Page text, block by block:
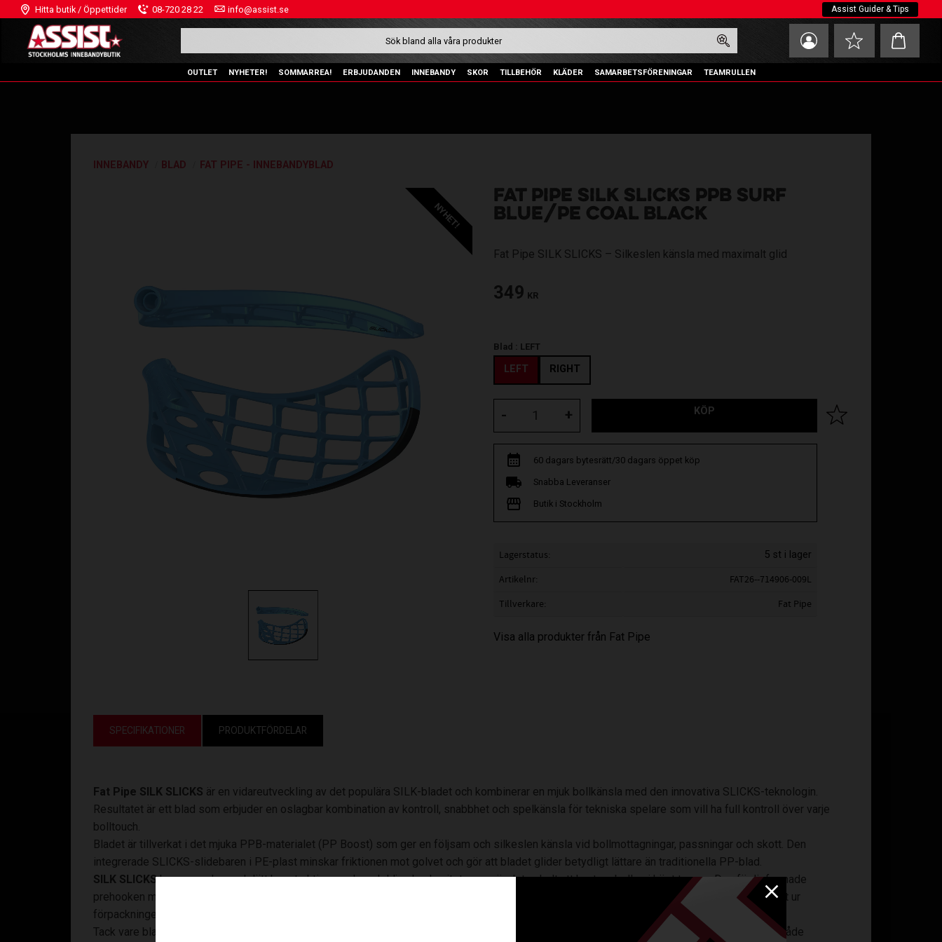
Hitta butik / Öppettider 08-720 28 22 info@assist.se Assist Guider & Tips
Favoriter
Kundvagn
OUTLET NYHETER! SOMMARREA! ERBJUDANDEN INNEBANDY SKOR TILLBEHÖR KLÄDER SAMARBETSFÖRENINGAR TEAMRULLEN
INNEBANDY BLAD FAT PIPE - INNEBANDYBLAD
FAT PIPE SILK SLICKS PPB SURF
BLUE/PE COAL BLACK
Fat Pipe SILK SLICKS – Silkeslen känsla med maximalt glid
NYHET!
349 KR
Blad : LEFT
LEFT RIGHT
+
- KÖP Lägg till i favoriter
60 dagars bytesrätt/30 dagars öppet köp
Snabba Leveranser
Butik i Stockholm
Lagerstatus 5 st i lager
Artikelnr
FAT26--714906-009L
Tillverkare
Fat Pipe
Visa alla produkter från Fat Pipe
SPECIFIKATIONER PRODUKTFÖRDELAR
Fat Pipe SILK SLICKS är en vidareutveckling av det populära SILK-bladet och kombinerar en mjuk bollkänsla med den innovativa SLICKS-teknologin.
Resultatet är ett blad som erbjuder en oslagbar kombination av kontroll, snabbhet och spelkänsla för tekniska spelare som vill ha full kontroll över varje
bolltouch.
Bladet är tillverkat i det mjuka PPB-materialet (PP Boost) som ger en följsam och silkeslen känsla vid bollmottagningar, passningar och skott. Den
integrerade SLICKS-slidebaren i PE-plast minskar friktionen mot golvet och gör att bladet glider betydligt lättare än traditionella PP-blad.
SILK SLICKShar en modern och lätt konstruktion med medeldjup konkavitet som gör det enkelt att hantera bollen i högt tempo. Den färdigformade
prehooken med rundad profil ger en naturlig spelkänsla direkt från start och passar spelare som vill ha ett blad som är redo att användas direkt ur
förpackningen.
Tack vare bladets snabba och följsamma egenskaper får du bättre kontroll i trånga situationer, snabbare bollförflyttningar och hög precision i både